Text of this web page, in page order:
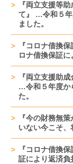
『両立支援等
て』 …令和５年
ました。
『コロナ借換
ロナ借換保証
『両立支援助
…令和５年度か
た。
『今の財務無
いない今こそ、
『コロナ借換
証により返済負